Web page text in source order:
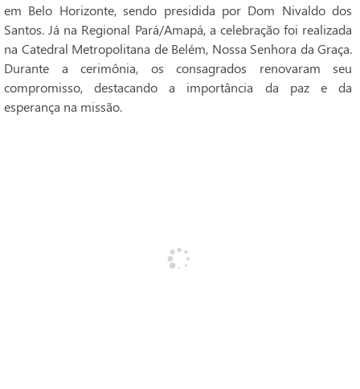
em Belo Horizonte, sendo presidida por Dom Nivaldo dos
Santos. Já na Regional Pará/Amapá, a celebração foi realizada
na Catedral Metropolitana de Belém, Nossa Senhora da Graça.
Durante a cerimônia, os consagrados renovaram seu
compromisso, destacando a importância da paz e da
esperança na missão.